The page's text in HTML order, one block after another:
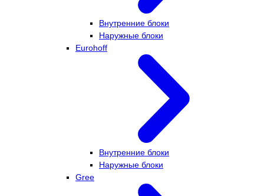
Внутренние блоки
Наружные блоки
Eurohoff
Внутренние блоки
Наружные блоки
Gree